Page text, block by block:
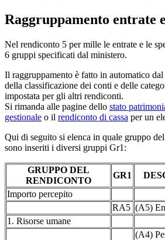
Raggruppamento entrate e
Nel rendiconto 5 per mille le entrate e le
6 gruppi specificati dal ministero.
Il raggruppamento è fatto in automatico
della classificazione dei conti e delle
impostata per gli altri rendiconti.
Si rimanda alle pagine dello stato
gestionale o il rendiconto di cassa per un
Qui di seguito si elenca in quale gruppo
sono inseriti i diversi gruppi Gr1:
GRUPPO DEL
RENDICONTO
GR1
Importo percepito
RA5 (A5)
1. Risorse umane
(A4)